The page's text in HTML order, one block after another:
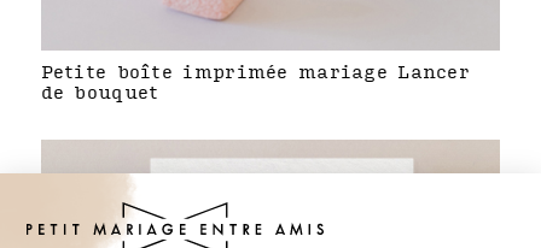
Petite boîte imprimée mariage Lancer
de bouquet